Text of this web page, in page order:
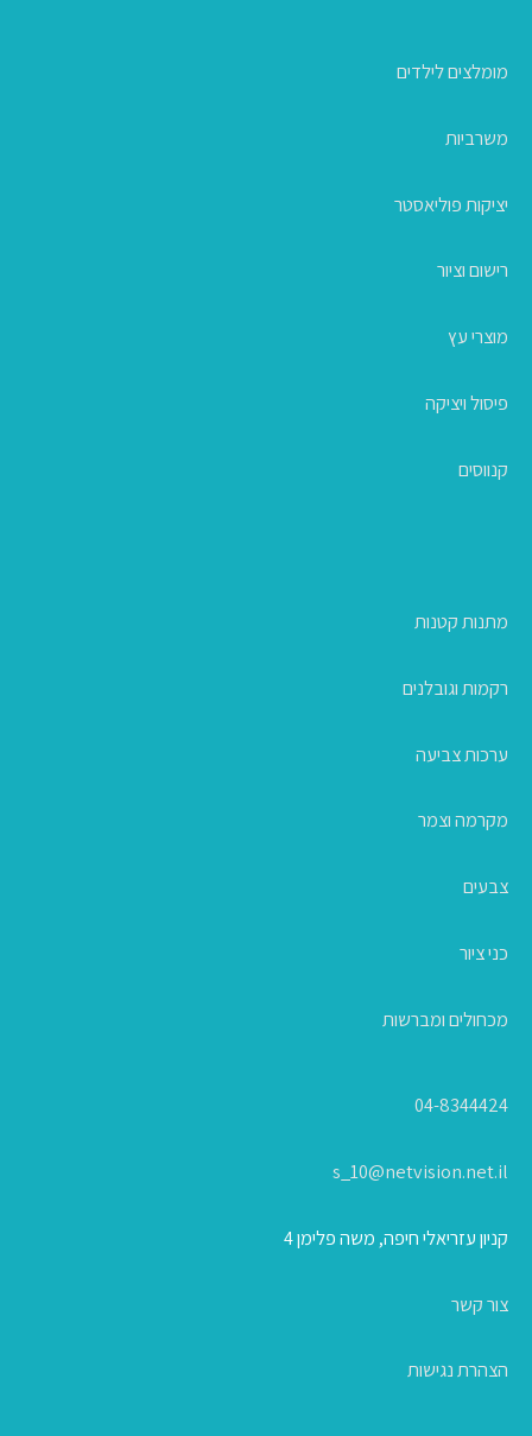
מומלצים לילדים
משרביות
יציקות פוליאסטר
רישום וציור
מוצרי עץ
פיסול ויציקה
קנווסים
מתנות קטנות
רקמות וגובלנים
ערכות צביעה
מקרמה וצמר
צבעים
כני ציור
מכחולים ומברשות
04-8344424
s_10@netvision.net.il
קניון עזריאלי חיפה, משה פלימן 4
צור קשר
הצהרת נגישות